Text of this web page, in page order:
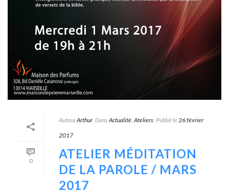
0
AuteurArthur DansActualité Ateliers Publié le 26 février
2017
ATELIER MÉDITATION
DE LA PAROLE / MARS
2017